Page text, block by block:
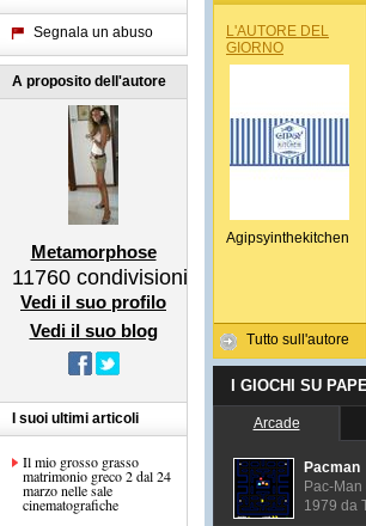
Segnala un abuso
A proposito dell'autore
Metamorphose
11760 condivisioni
Vedi il suo profilo
Vedi il suo blog
I suoi ultimi articoli
Il mio grosso grasso
matrimonio greco 2 dal 24
marzo nelle sale
cinematografiche
L'AUTORE DEL
GIORNO
Agipsyinthekitchen
Tutto sull'autore
I GIOCHI SU
Arcade
Pacman
Pac-
1979 da